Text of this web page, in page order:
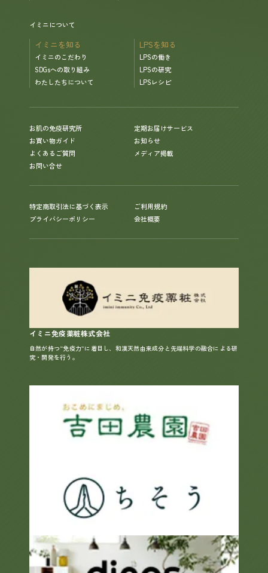
イミニについて
イミニを知る
イミニのこだわり
SDGsへの取り組み
わたしたちについて
LPSを知る
LPSの働き
LPSの研究
LPSレシピ
お肌の免疫研究所
定期お届けサービス
お買い物ガイド
お知らせ
よくあるご質問
メディア掲載
お問い合せ
特定商取引法に基づく表示
プライバシーポリシー
ご利用規約
会社概要
イミニ免疫薬粧株式会社
自然が持つ“免疫力”に着目し、和漢天然由来成分と先端科学の融合による研
究・開発を行う。